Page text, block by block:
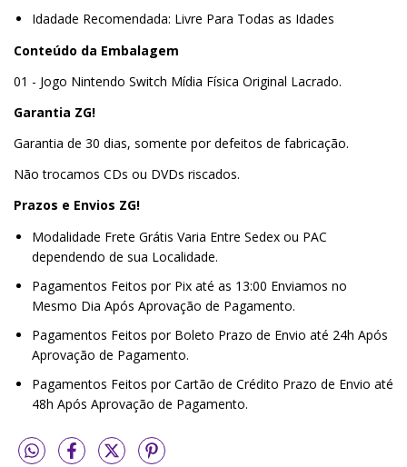
Idadade Recomendada: Livre Para Todas as Idades
Conteúdo da Embalagem
01 - Jogo Nintendo Switch Mídia Física Original Lacrado.
Garantia ZG!
Garantia de 30 dias, somente por defeitos de fabricação.
Não trocamos CDs ou DVDs riscados.
Prazos e Envios ZG!
Modalidade Frete Grátis Varia Entre Sedex ou PAC
dependendo de sua Localidade.
Pagamentos Feitos por Pix até as 13:00 Enviamos no
Mesmo Dia Após Aprovação de Pagamento.
Pagamentos Feitos por Boleto Prazo de Envio até 24h Após
Aprovação de Pagamento.
Pagamentos Feitos por Cartão de Crédito Prazo de Envio até
48h Após Aprovação de Pagamento.